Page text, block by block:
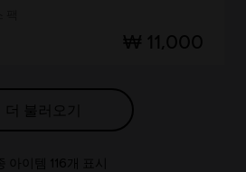
₩ 11,000
더 불러오기
종 아이템 116 개 표시